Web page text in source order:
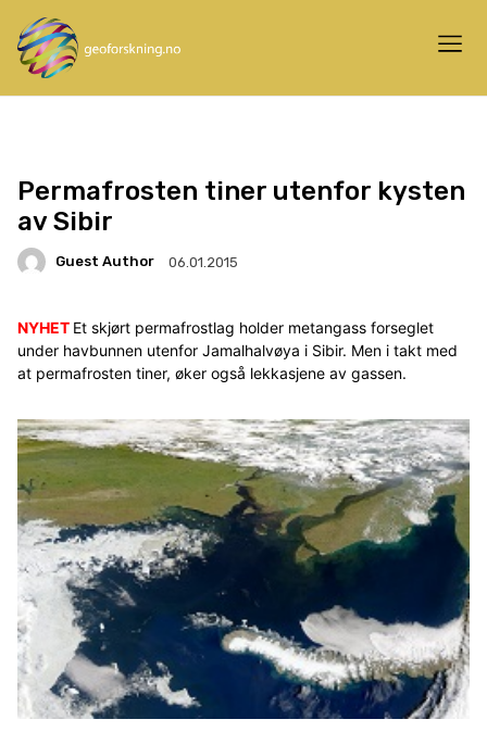
Permafrosten tiner utenfor kysten
av Sibir
Guest Author 06.01.2015
NYHET Et skjørt permafrostlag holder metangass forseglet
under havbunnen utenfor Jamalhalvøya i Sibir. Men i takt med
at permafrosten tiner, øker også lekkasjene av gassen.